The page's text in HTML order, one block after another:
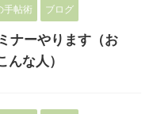
手帖術 ブログ
ナーやります（お
な人）